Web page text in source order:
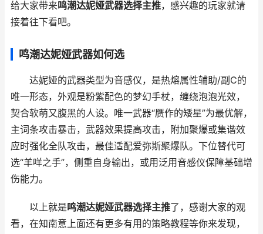
给大家带来鸣潮达妮娅武器选择主推，感兴趣的玩家就请
接着往下看吧。
鸣潮达妮娅武器如何选
达妮娅的武器类型为音感仪，是热熔属性辅助/副C的
唯一形态，外观是粉紫配色的梦幻手杖，缠绕泡泡光效，
契合软萌又腹黑的人设。唯一武器“赝作的矮星”为最优解，
主词条攻击暴击，武器效果提高攻击，附加聚爆或集谐效
应时强化全队攻击，最佳适配爱弥斯聚爆队。下位替代可
选“羊咩之手”，侧重自身输出，或用泛用音感仪保障基础增
伤能力。
以上就是鸣潮达妮娅武器选择主推了，感谢大家的观
看，在知南意上面还有更多有用的策略教程等你来发现，